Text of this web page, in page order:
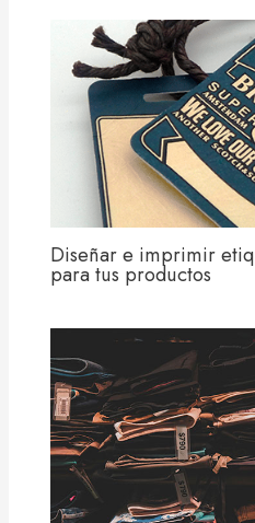
Diseñar e imprimir
para tus productos